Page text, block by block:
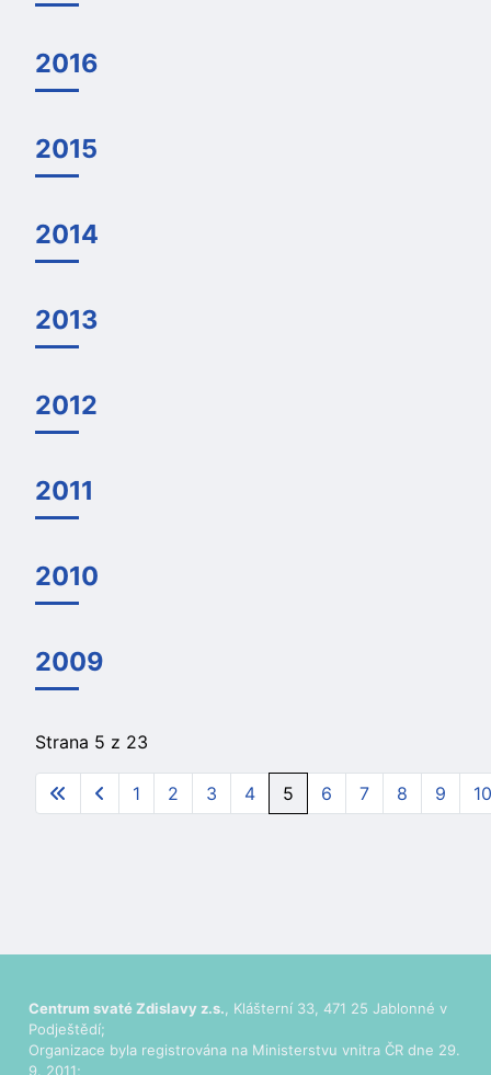
2016
2015
2014
2013
2012
2011
2010
2009
Strana 5 z 23
1 2 3 4 5 6 7 8 9 10
Centrum svaté Zdislavy z.s. , Klášterní 33, 471 25 Jablonné v
Podještědí;
Organizace byla registrována na Ministerstvu vnitra ČR dne 29.
9. 2011;